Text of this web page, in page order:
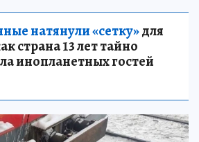
натянули «сетку»для
страна 13 лет тайно
инопланетных гостей